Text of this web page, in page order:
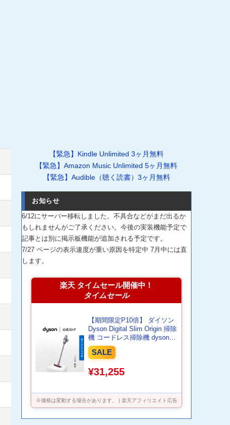
【緊急】Kindle Unlimited 3ヶ月無料
【緊急】Amazon Music Unlimited 5ヶ月無料
【緊急】Audible（聴く読書）3ヶ月無料
お知らせ
6/12にサーバー移転しました。不具合などがまだ出るか
もしれませんがご了承ください。今後の実装機能予定で
記事とは別に掲示板機能が追加される予定です。
7/27 ページの表示速度が重い原因を特定中 7月中には直
します。
楽天 タイムセール開催中！
タイムセール
【期間限定P10倍】 ダイソン
Dyson Digital Slim Origin 掃除
機 コードレス掃除機 dyson
SV18FFOR2 ダイソン公式 新
品 ダイソン掃除機 掃除機ダ
イソン スティック掃除機 コ
ードレスクリーナー ハンディ
SALE
¥31,255
※価格は変動する場合があります。 | 楽天アフィリエイト広告